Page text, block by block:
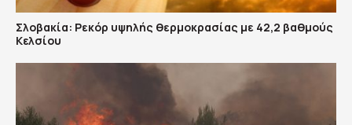
Σλοβακία: Ρεκόρ υψηλής θερμοκρασίας με 42,2 βαθμούς
Κελσίου